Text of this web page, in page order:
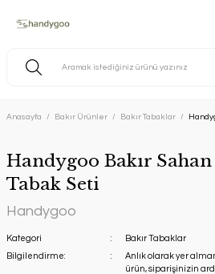
Anasayfa Bakır Ürünler Bakır Tabaklar
Handygoo Bakır Sahan
Tabak Seti
Handygoo
Kategori
Bakır Tabaklar
Bilgilendirme:
Anlık olarak yer
ürün, siparişinizin